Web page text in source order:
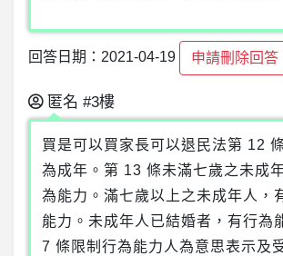
回答日期：2021-04-19 申請刪除回答
匿名 #3樓
買是可以買家長可以退民法第 12
為成年。第 13 條未滿七歲之未成
為能力。滿七歲以上之未成年人，
能力。未成年人已結婚者，有行為
7 條限制行為能力人為意思表示及